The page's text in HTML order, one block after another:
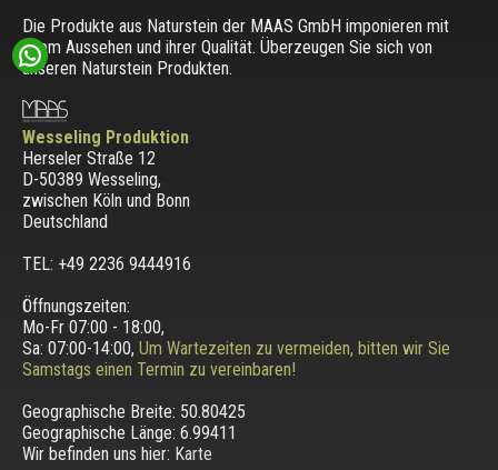
Die Produkte aus Naturstein der MAAS GmbH imponieren mit
ihrem Aussehen und ihrer Qualität. Überzeugen Sie sich von
unseren Naturstein Produkten.
Wesseling Produktion
Herseler Straße 12
D-50389 Wesseling,
zwischen Köln und Bonn
Deutschland
TEL: +49 2236 9444916
Öffnungszeiten:
Mo-Fr 07:00 - 18:00,
Sa: 07:00-14:00, Um Wartezeiten zu vermeiden, bitten wir Sie
Samstags einen Termin zu vereinbaren!
Geographische Breite: 50.80425
Geographische Länge: 6.99411
Wir befinden uns hier: Karte